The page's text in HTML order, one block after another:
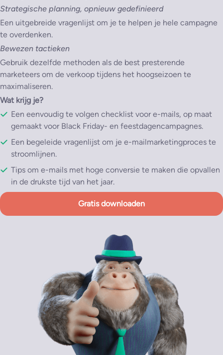
Strategische planning, opnieuw gedefinieerd
Een uitgebreide vragenlijst om je te helpen je hele campagne
te overdenken.
Bewezen tactieken
Gebruik dezelfde methoden als de best presterende
marketeers om de verkoop tijdens het hoogseizoen te
maximaliseren.
Wat krijg je?
Een eenvoudig te volgen checklist voor e-mails, op maat
gemaakt voor Black Friday- en feestdagencampagnes.
Een begeleide vragenlijst om je e-mailmarketingproces te
stroomlijnen.
Tips om e-mails met hoge conversie te maken die opvallen
in de drukste tijd van het jaar.
Gratis downloaden